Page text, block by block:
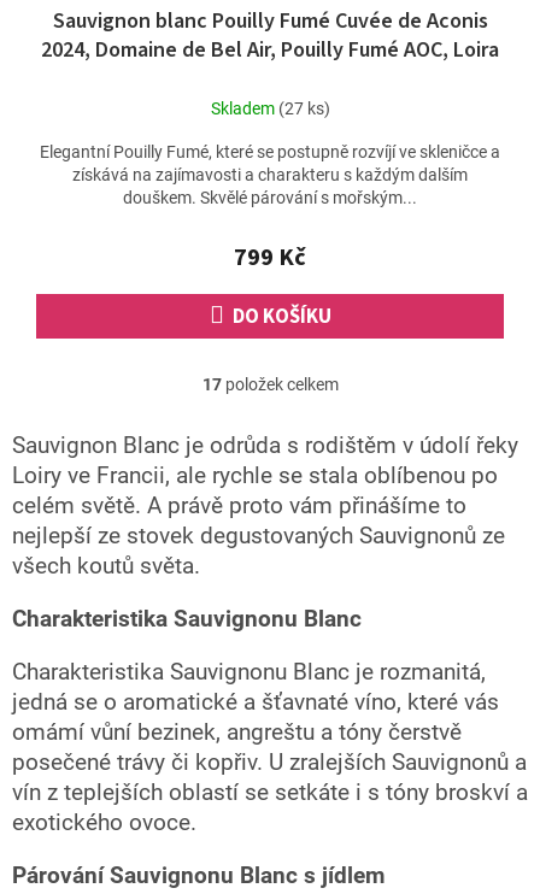
Sauvignon blanc Pouilly Fumé Cuvée de Aconis
2024, Domaine de Bel Air, Pouilly Fumé AOC, Loira
Skladem (27 ks)
799 Kč
DO KOŠÍKU
Elegantní Pouilly Fumé, které se postupně rozvíjí ve skleničce a
získává na zajímavosti a charakteru s každým dalším
douškem. Skvělé párování s mořským...
O
l
á
d
a
c
v
y
v
ý
p
i
s
u
17položek celkem
Sauvignon Blanc je odrůda s rodištěm v údolí řeky
Loiry ve Francii, ale rychle se stala oblíbenou po
celém světě. A právě proto vám přinášíme to
nejlepší ze stovek degustovaných Sauvignonů ze
všech koutů světa.
Charakteristika Sauvignonu Blanc
Charakteristika Sauvignonu Blanc je rozmanitá,
jedná se o aromatické a šťavnaté víno, které vás
omámí vůní bezinek, angreštu a tóny čerstvě
posečené trávy či kopřiv. U zralejších Sauvignonů a
vín z teplejších oblastí se setkáte i s tóny broskví a
exotického ovoce.
Párování Sauvignonu Blanc s jídlem